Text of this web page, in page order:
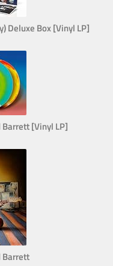
Deluxe Box [Vinyl LP]
Barrett [Vinyl LP]
Barrett